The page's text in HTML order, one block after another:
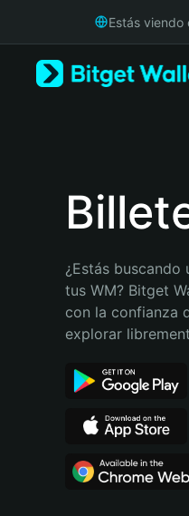
Русский
Bahasa Indonesia
Português (Brasil)
Estás viendo
¿Estás
tus WM? Bitget
con la confianza
explorar